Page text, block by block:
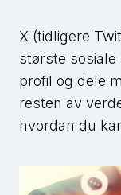
X (tidligere
største
profil og dele
resten av
hvordan du